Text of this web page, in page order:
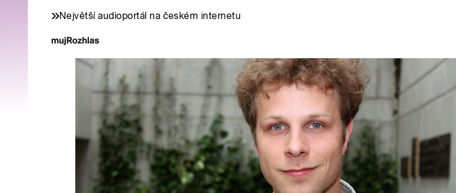
Největší audioportál na českém internetu